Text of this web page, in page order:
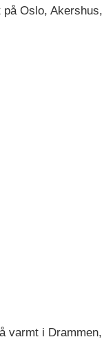
Oslo,
varmt i